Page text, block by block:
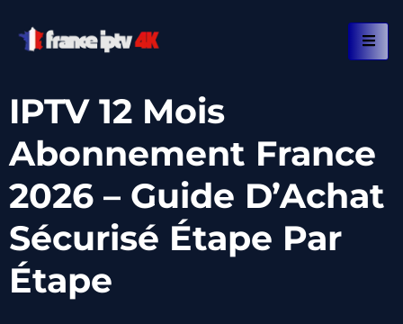
IPTV 12 Mois
Abonnement France
2026 – Guide D’Achat
Sécurisé Étape Par
Étape